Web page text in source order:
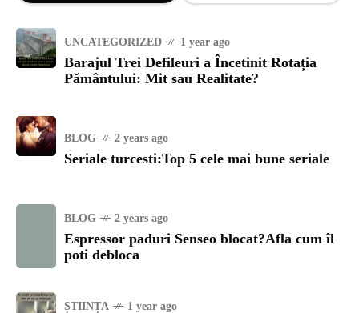
UNCATEGORIZED 1 year ago
Barajul Trei Defileuri a Încetinit Rotația
Pământului: Mit sau Realitate?
BLOG 2 years ago
Seriale turcesti:Top 5 cele mai bune seriale
BLOG 2 years ago
Espressor paduri Senseo blocat?Afla cum îl
poti debloca
ȘTIINȚA 1 year ago